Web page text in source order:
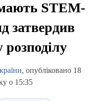
STEM-
затвердив
розподілу
, опубліковано 18
о 15:35